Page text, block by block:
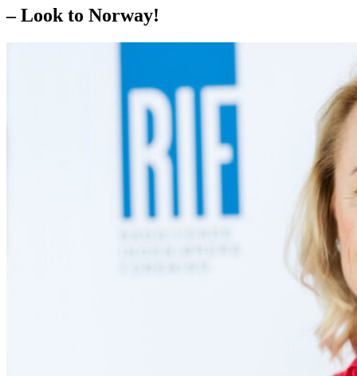
– Look to Norway!